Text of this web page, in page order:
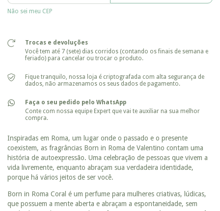
Não sei meu CEP
Trocas e devoluções
Você tem até 7 (sete) dias corridos (contando os finais de semana e
feriado) para cancelar ou trocar o produto.
Fique tranquilo, nossa loja é criptografada com alta segurança de
dados, não armazenamos os seus dados de pagamento.
Faça o seu pedido pelo WhatsApp
Conte com nossa equipe Expert que vai te auxiliar na sua melhor
compra.
Inspiradas em Roma, um lugar onde o passado e o presente
coexistem, as fragrâncias Born in Roma de Valentino contam uma
história de autoexpressão. Uma celebração de pessoas que vivem a
vida livremente, enquanto abraçam sua verdadeira identidade,
porque há vários jeitos de ser você.
Born in Roma Coral é um perfume para mulheres criativas, lúdicas,
que possuem a mente aberta e abraçam a espontaneidade, sem